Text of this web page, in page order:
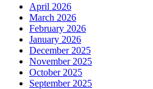
April 2026
March 2026
February 2026
January 2026
December 2025
November 2025
October 2025
September 2025